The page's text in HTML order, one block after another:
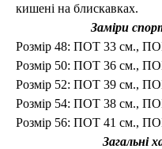
кишені на блискавках.
Заміри
Розмір 48: ПОТ 33 см.,
Розмір 50: ПОТ 36 см.,
Розмір 52: ПОТ 39 см.,
Розмір 54: ПОТ 38 см.,
Розмір 56: ПОТ 41 см.,
Загальні